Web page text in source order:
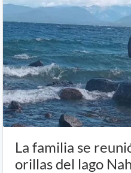
La familia se
orillas del lago